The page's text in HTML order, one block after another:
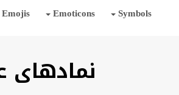
Symbols
Emoticons
Emojis
نمادهای